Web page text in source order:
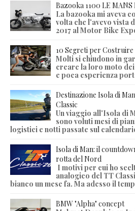
Bazooka 1100 LE MANS
La bazooka mi aveva
volta che l'avevo vista
2017 al Motor Bike
10 Segreti per Costruire
Molti si chiudono in
creare la loro moto
e poca esperienza
Destinazione Isola di
Classic
Un viaggio all'Isola di
sono voluti mesi di
logistici e notti passate sul
Isola di Man: il
rotta del Nord
I motivi per cui ho
analogico del TT
bianco un mese fa. Ma adesso il
BMW "Alpha" concept